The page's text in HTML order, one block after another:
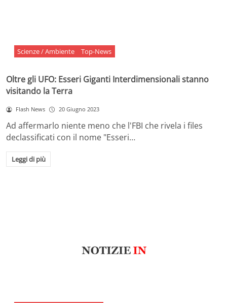
Scienze / Ambiente Top-News
Oltre gli UFO: Esseri Giganti Interdimensionali stanno
visitando la Terra
Flash News 20 Giugno 2023
Ad affermarlo niente meno che l'FBI che rivela i files
declassificati con il nome "Esseri…
Leggi di più